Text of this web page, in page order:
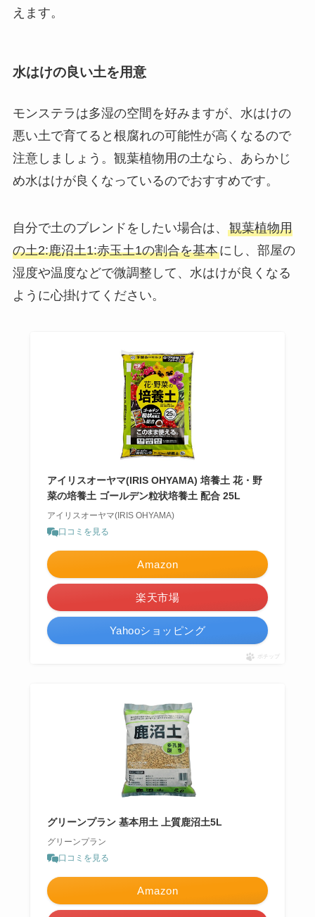
えます。
水はけの良い土を用意
モンステラは多湿の空間を好みますが、 水はけの
悪い土で育てると根腐れの可能性が高くなるので
注意しましょう。観葉植物用の土なら、あらかじ
め水はけが良くなっているのでおすすめです。
自分で土のブレンドをしたい場合は、 観葉植物用
の土2:鹿沼土1:赤玉土1の割合を基本にし、部屋の
湿度や温度などで微調整して、水はけが良くなる
ように心掛けてください。
アイリスオーヤマ(IRIS OHYAMA) 培養土 花・野
菜の培養土 ゴールデン粒状培養土 配合 25L
アイリスオーヤマ(IRIS OHYAMA)
口コミを見る
Amazon
楽天市場
Yahooショッピング
ポチップ
グリーンプラン 基本用土 上質鹿沼土5L
グリーンプラン
口コミを見る
Amazon